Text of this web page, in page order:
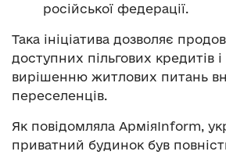
російської федерації.
Така ініціатива дозволяє
доступних пільгових кредитів
вирішенню житлових питань
переселенців.
Як повідомляла АрміяInform,
приватний будинок був